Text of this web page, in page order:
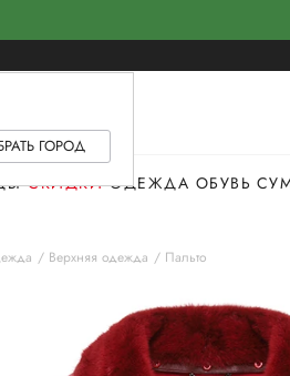
ГОРОД
СКИДКИ ОДЕЖДА ОБУВЬ
Верхняя одежда Пальто